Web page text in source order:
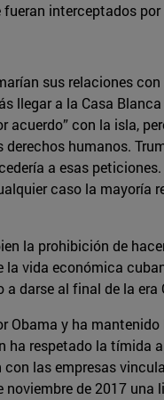
interceptados por
sus relaciones
llegar a la Casa
con la isla,
humanos.
a esas
caso la mayoría
la prohibición de
vida económica
darse al final de la era
Obama y ha
ha respetado la tímida
las empresas
noviembre de 2017 una